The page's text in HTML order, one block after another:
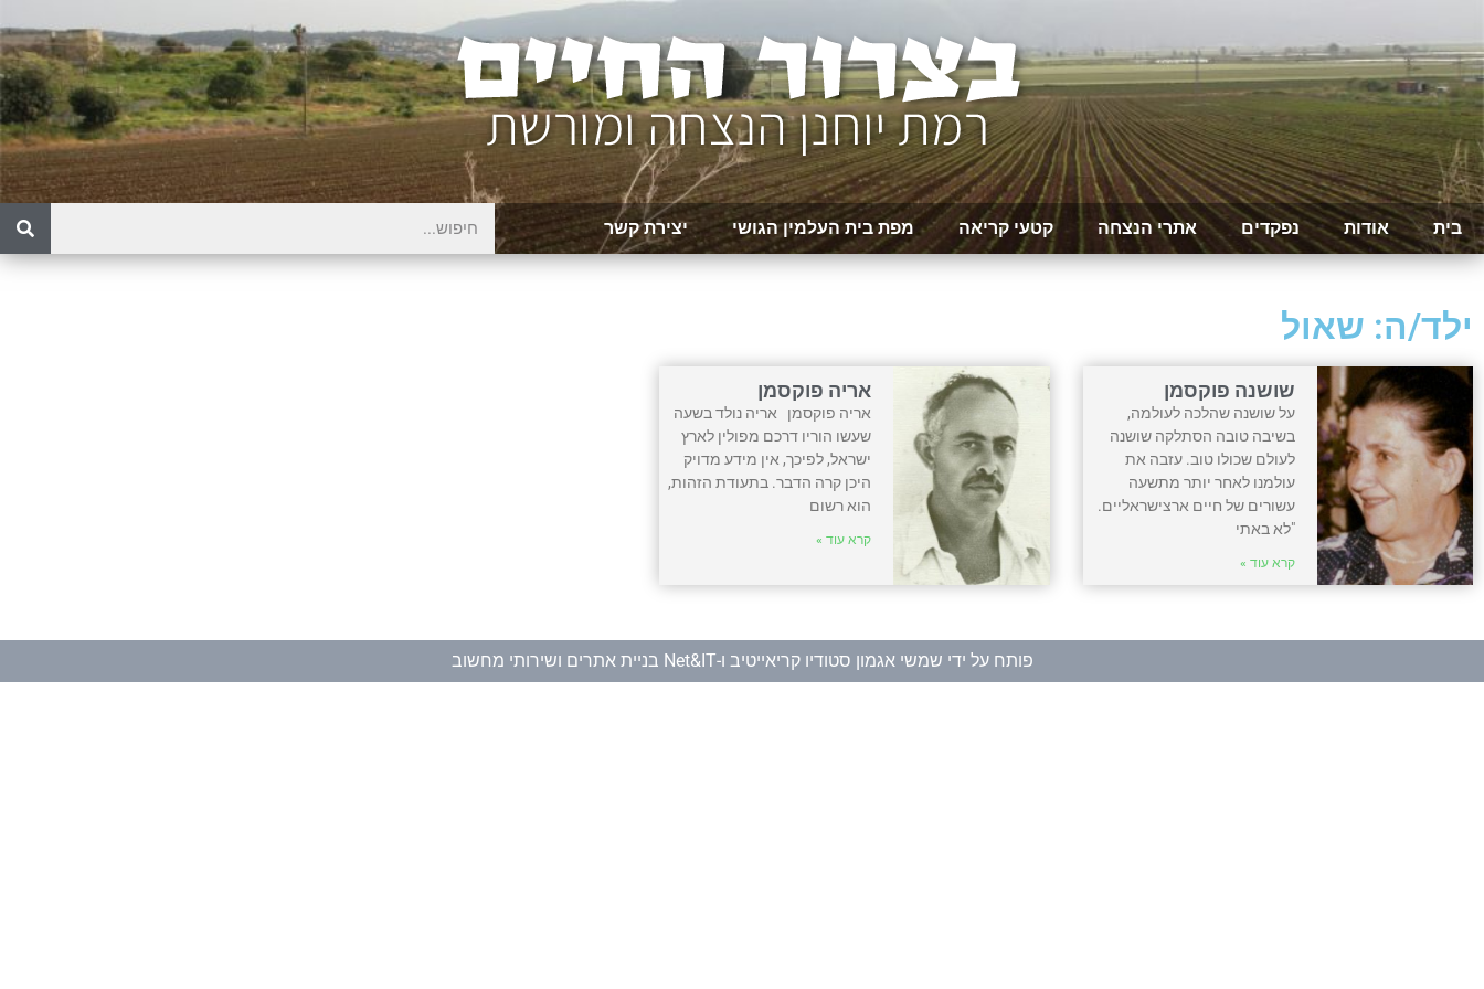
בית אודות נפקדים אתרי הנצחה קטעי קריאה מפת בית העלמין הגושי יצירת קשר
ילד/ה: שאול
שושנה פוקסמן
על שושנה שהלכה לעולמה,
בשיבה טובה הסתלקה שושנה
לעולם שכולו טוב. עזבה את
עולמנו לאחר יותר מתשעה
עשורים של חיים ארצישראליים.
"לא באתי
קרא עוד »
אריה פוקסמן
אריה פוקסמן אריה נולד בשעה
שעשו הוריו דרכם מפולין לארץ
ישראל, לפיכך, אין מידע מדויק
היכן קרה הדבר. בתעודת הזהות,
הוא רשום
קרא עוד »
פותח על ידי שמשי אגמון סטודיו קריאייטיב ו-Net&IT בניית אתרים ושירותי מחשוב